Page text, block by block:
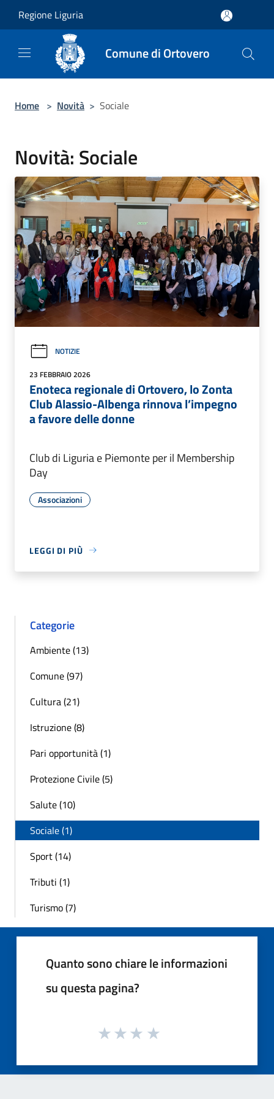
Regione Liguria
Comune di Ortovero
Home > Novità > Sociale
Novità: Sociale
NOTIZIE
23 FEBBRAIO 2026
Enoteca regionale di Ortovero, lo Zonta
Club Alassio-Albenga rinnova l’impegno
a favore delle donne
Club di Liguria e Piemonte per il Membership
Day
Associazioni
LEGGI DI PIÙ
Categorie
Ambiente (13)
Comune (97)
Cultura (21)
Istruzione (8)
Pari opportunità (1)
Protezione Civile (5)
Salute (10)
Sociale (1)
Sport (14)
Tributi (1)
Turismo (7)
Quanto sono chiare le informazioni
su questa pagina?